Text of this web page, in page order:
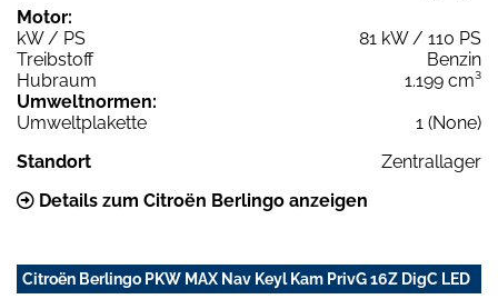
Motor:
kW / PS
81 kW / 110 PS
Treibstoff
Benzin
Hubraum
1.199 cm³
Umweltnormen:
Umweltplakette
1 (None)
Standort
Zentrallager
Details zum Citroën Berlingo anzeigen
Citroën Berlingo PKW MAX Nav Keyl Kam PrivG 16Z DigC LED